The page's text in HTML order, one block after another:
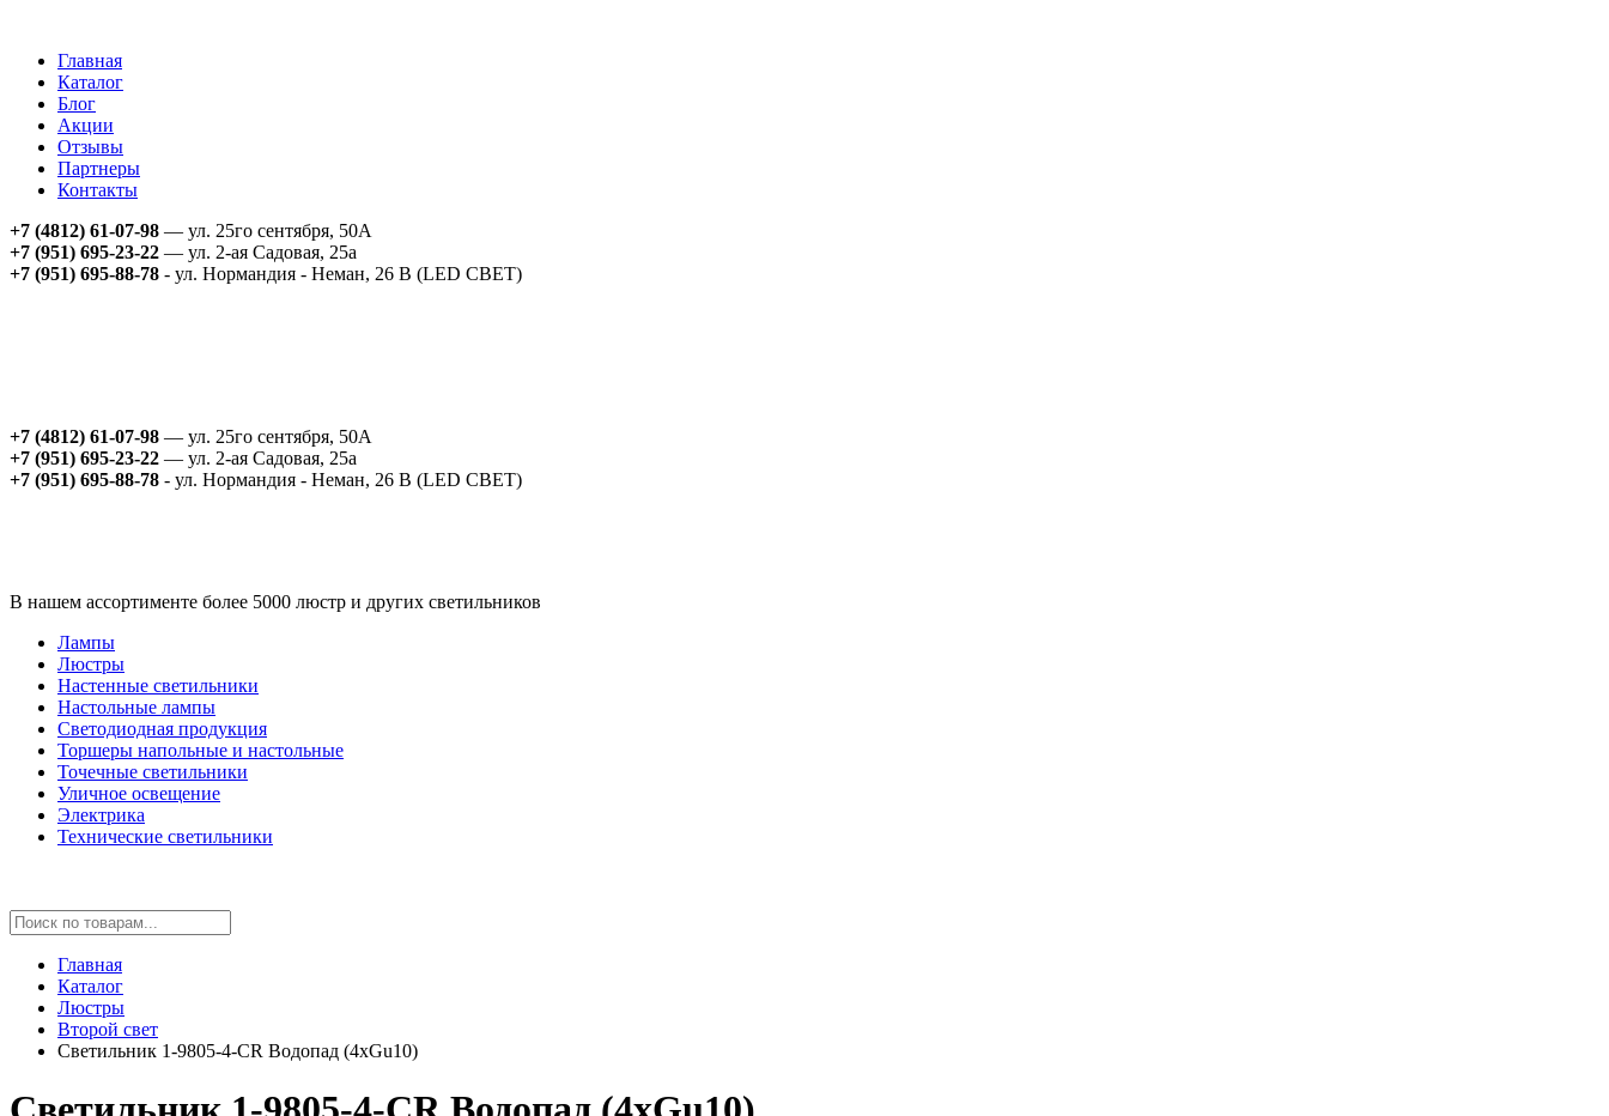
Главная
Каталог
Блог
Акции
Отзывы
Партнеры
Контакты
+7 (4812) 61-07-98 — ул. 25го сентября, 50А
+7 (951) 695-23-22 — ул. 2-ая Садовая, 25а
+7 (951) 695-88-78 - ул. Нормандия - Неман, 26 В (LED СВЕТ)
+7 (4812) 61-07-98 — ул. 25го сентября, 50А
+7 (951) 695-23-22 — ул. 2-ая Садовая, 25а
+7 (951) 695-88-78 - ул. Нормандия - Неман, 26 В (LED СВЕТ)
В нашем ассортименте более 5000 люстр и других светильников
Лампы
Люстры
Настенные светильники
Настольные лампы
Светодиодная продукция
Торшеры напольные и настольные
Точечные светильники
Уличное освещение
Электрика
Технические светильники
Главная
Каталог
Люстры
Второй свет
Светильник 1-9805-4-CR Водопад (4xGu10)